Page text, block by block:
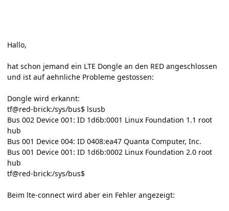
Hallo,
hat schon jemand ein LTE Dongle an den RED angeschlossen
und ist auf aehnliche Probleme gestossen:
Dongle wird erkannt:
tf@red-brick:/sys/bus$ lsusb
Bus 002 Device 001: ID 1d6b:0001 Linux Foundation 1.1 root
hub
Bus 001 Device 004: ID 0408:ea47 Quanta Computer, Inc.
Bus 001 Device 001: ID 1d6b:0002 Linux Foundation 2.0 root
hub
tf@red-brick:/sys/bus$
Beim lte-connect wird aber ein Fehler angezeigt: